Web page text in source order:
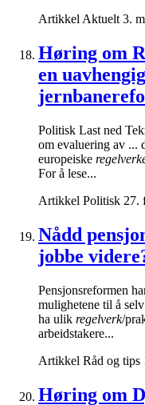
ArtikkelAktuelt 3.
Høring om
en
Politisk Last ned
om evaluering av ...
europeiske
For å lese...
Artikkel Politisk 27.
Nådd
jobbe
Pensjonsreformen
mulighetene til å
ha ulik regelverk/
arbeidstakere...
Artikkel Råd og tips
Høring om